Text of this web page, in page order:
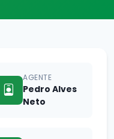
AGENTE
Pedro Alves
Neto